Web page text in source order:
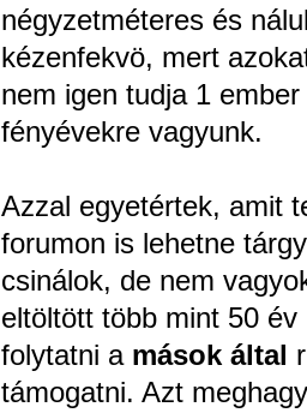
négyzetméteres és
kézenfekvö, mert
nem igen tudja 1
fényévekre vagyunk.
Azzal egyetértek, amit
forumon is lehetne
csinálok, de nem
eltöltött több mint 50
folytatni a mások által
támogatni. Azt